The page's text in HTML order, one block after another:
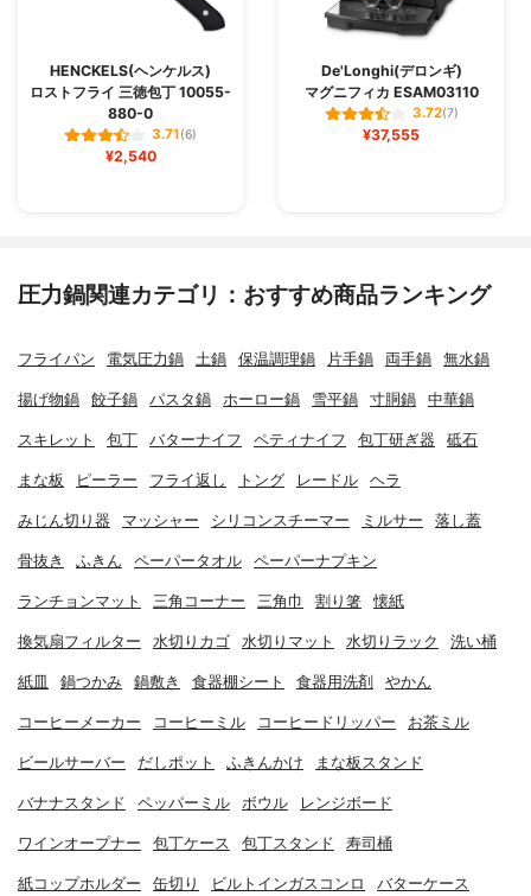
HENCKELS(ヘンケルス)
ロストフライ 三徳包丁 10055-
880-0
3.71(6)
¥2,540
De'Longhi(デロンギ)
マグニフィカ ESAM03110
3.72(7)
¥37,555
圧力鍋関連カテゴリ：おすすめ商品ランキング
フライパン 電気圧力鍋 土鍋 保温調理鍋 片手鍋 両手鍋 無水鍋
揚げ物鍋 餃子鍋 パスタ鍋 ホーロー鍋 雪平鍋 寸胴鍋 中華鍋
スキレット 包丁 バターナイフ ペティナイフ 包丁研ぎ器 砥石
まな板 ピーラー フライ返し トング レードル ヘラ
みじん切り器 マッシャー シリコンスチーマー ミルサー 落し蓋
骨抜き ふきん ペーパータオル ペーパーナプキン
ランチョンマット 三角コーナー 三角巾 割り箸 懐紙
換気扇フィルター 水切りカゴ 水切りマット 水切りラック 洗い桶
紙皿 鍋つかみ 鍋敷き 食器棚シート 食器用洗剤 やかん
コーヒーメーカー コーヒーミル コーヒードリッパー お茶ミル
ビールサーバー だしポット ふきんかけ まな板スタンド
バナナスタンド ペッパーミル ボウル レンジボード
ワインオープナー 包丁ケース 包丁スタンド 寿司桶
紙コップホルダー 缶切り ビルトインガスコンロ バターケース